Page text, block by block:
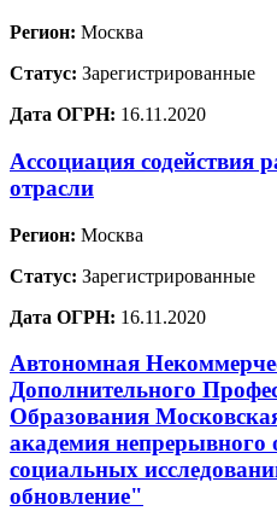
Регион: Москва
Статус: Зарегистрированные
Дата ОГРН: 16.11.2020
Ассоциация содействия
отрасли
Регион: Москва
Статус: Зарегистрированные
Дата ОГРН: 16.11.2020
Автономная
Дополнительного
Образования
академия непрерывного
социальных
обновление"